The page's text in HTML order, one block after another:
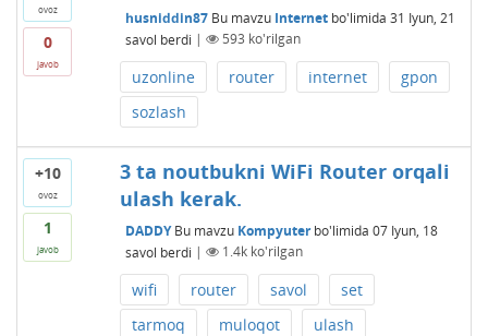
ovoz
0
javob
husniddin87 Bu mavzu Internetbo'limida 31 Iyun, 21
savol berdi | 593 ko'rilgan
uzonline router internet
gpon
sozlash
+10
ovoz
1
javob
3 ta noutbukni WiFi Router orqali
ulash kerak.
DADDY Bu mavzu Kompyuterbo'limida 07 Iyun, 18
savol berdi | 1.4kko'rilgan
wifi router savol
set
tarmoq
muloqot ulash